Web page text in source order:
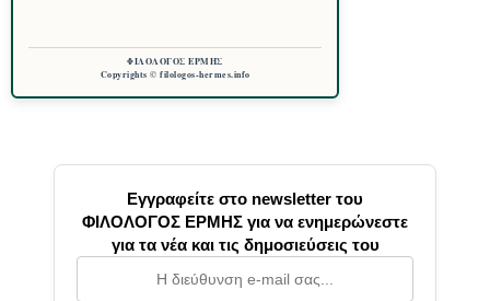
ΦΙΛΟΛΟΓΟΣ ΕΡΜΗΣ
Copyrights © filologos-hermes.info
Εγγραφείτε στο newsletter του
ΦΙΛΟΛΟΓΟΣ ΕΡΜΗΣ για να ενημερώνεστε
για τα νέα και τις δημοσιεύσεις του